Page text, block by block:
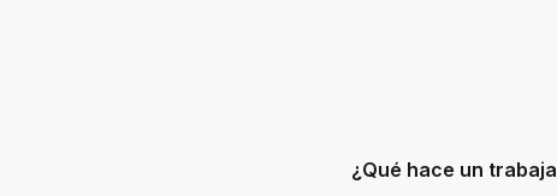
¿Qué hace un